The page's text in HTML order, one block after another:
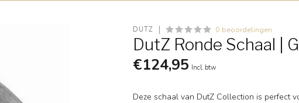
DUTZ 0 beoordelingen
DutZ Ronde Schaal |
€124,95 Incl. btw
Deze schaal van DutZ Collection is perfect